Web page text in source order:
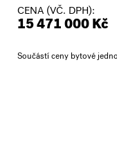
CENA (VČ. DPH):
15 471 000 Kč
Součástí ceny bytové